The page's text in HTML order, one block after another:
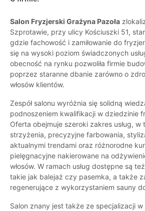
Salon Fryzjerski Grażyna Pazoła
Szprotawie, przy ulicy Kościuszki 51,
gdzie fachowość i zamiłowanie do
się na wysoki poziom świadczonych
obecność na rynku pozwoliła firmie
poprzez staranne dbanie zarówno o
włosów klientów.
Zespół salonu wyróżnia się solidną
podnoszeniem kwalifikacji w dziedzinie
Oferta obejmuje szeroki zakres usług, w
strzyżenia, precyzyjne farbowania,
aktualnymi trendami oraz różnorodne
pielęgnacyjne nakierowane na
włosów. W ramach usług dostępne są
takie jak balejaż czy pasemka, a także
regenerujące z wykorzystaniem sauny
Salon znany jest także ze specjalizacji